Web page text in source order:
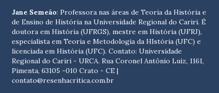
Jane Semeão: Professora nas áreas de Teoria da História e
de Ensino de História na Universidade Regional do Cariri. É
doutora em História (UFRGS), mestre em História (UFRJ),
especialista em Teoria e Metodologia da HIstória (UFC) e
licenciada em História (UFC). Contato: Universidade
Regional do Cariri - URCA. Rua Coronel Antônio Luíz, 1161,
Pimenta, 63105 -010 Crato - CE |
contato@resenhacritica.com.br